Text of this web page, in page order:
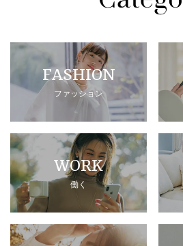
FASHION
ファッション
WORK
働く